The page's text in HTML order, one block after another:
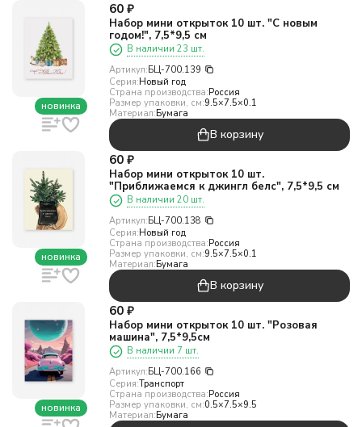
новинка
60 ₽
Набор мини открыток 10 шт. "С новым
годом!", 7,5*9,5 см
В наличии 23 шт.
Артикул:БЦ-700.139
Серия:Новый год
Страна производства:Россия
Размер упаковки, см:9.5×7.5×0.1
Материал:Бумага
В корзину
новинка
60 ₽
Набор мини открыток 10 шт.
"Приближаемся к джингл белс", 7,5*9,5 см
В наличии 20 шт.
Артикул:БЦ-700.138
Серия:Новый год
Страна производства:Россия
Размер упаковки, см:9.5×7.5×0.1
Материал:Бумага
В корзину
новинка
60 ₽
Набор мини открыток 10 шт. "Розовая
машина", 7,5*9,5см
В наличии 7 шт.
Артикул:БЦ-700.166
Серия:Транспорт
Страна производства:Россия
Размер упаковки, см:0.5×7.5×9.5
Материал:Бумага